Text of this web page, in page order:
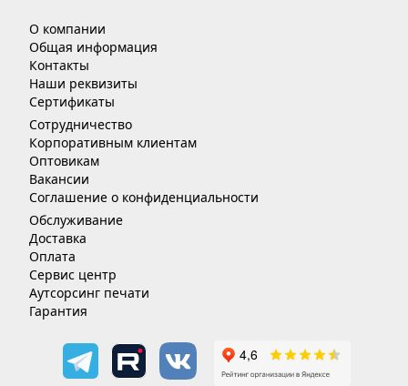
О компании
Общая информация
Контакты
Наши реквизиты
Сертификаты
Сотрудничество
Корпоративным клиентам
Оптовикам
Вакансии
Соглашение о конфиденциальности
Обслуживание
Доставка
Оплата
Сервис центр
Аутсорсинг печати
Гарантия